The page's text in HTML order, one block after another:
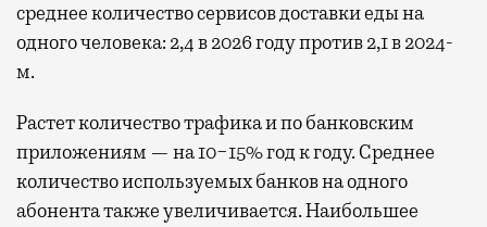
среднее количество сервисов доставки еды на
одного человека: 2,4 в 2026 году против 2,1 в 2024-
м.
Растет количество трафика и по банковским
приложениям — на 10−15% год к году. Среднее
количество используемых банков на одного
абонента также увеличивается. Наибольшее